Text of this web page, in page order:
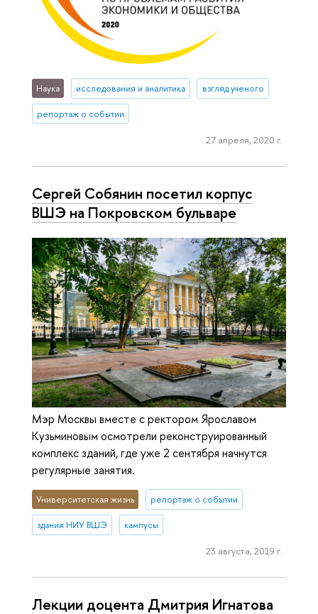
Наука исследования и аналитика взгляд ученого
репортаж о событии
27 апреля, 2020 г.
Сергей Собянин посетил корпус
ВШЭ на Покровском бульваре
Мэр Москвы вместе с ректором Ярославом
Кузьминовым осмотрели реконструированный
комплекс зданий, где уже 2 сентября начнутся
регулярные занятия.
Университетская жизнь репортаж о событии
здания НИУ ВШЭ кампусы
23 августа, 2019 г.
Лекции доцента Дмитрия Игнатова